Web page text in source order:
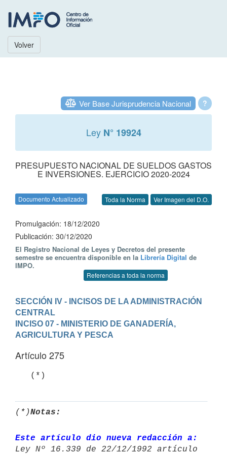
Volver
?
Ver Base Jurisprudencia Nacional
Ley N° 19924
PRESUPUESTO NACIONAL DE SUELDOS GASTOS
E INVERSIONES. EJERCICIO 2020-2024
Documento Actualizado Toda la Norma Ver Imagen del D.O.
Promulgación: 18/12/2020
Publicación: 30/12/2020
El Registro Nacional de Leyes y Decretos del presente
semestre se encuentra disponible en la Librería Digital de
IMPO.
Referencias a toda la norma
SECCIÓN IV - INCISOS DE LA ADMINISTRACIÓN
CENTRAL
INCISO 07 - MINISTERIO DE GANADERÍA,
AGRICULTURA Y PESCA
Artículo 275
   (*)
(*)Notas:
Este artículo dio nueva redacción a: